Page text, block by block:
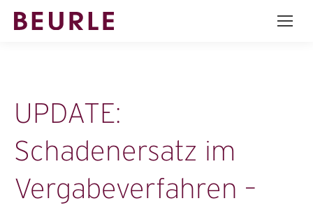
UPDATE:
Schadenersatz im
Vergabeverfahren –